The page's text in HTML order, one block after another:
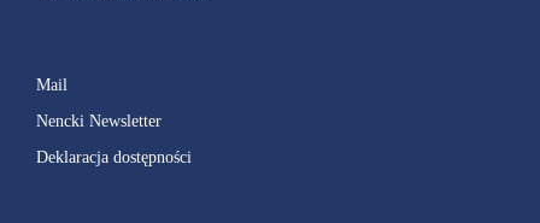
Mail
Nencki Newsletter
Deklaracja dostępności